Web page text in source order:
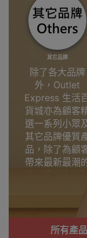
其它品牌
除了各大品牌
外，Outlet
Express 生活
貨城亦為顧客
選一系列小眾
其它品牌優質
品，除了為顧
帶來最新最潮
產品外，亦包
功能齊備的產
品。
所有產品